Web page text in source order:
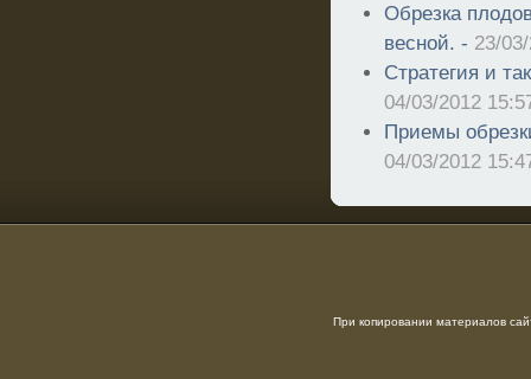
Обрезка
весной. - 23/
Стратегия и
04/03/2012
Приемы
04/03/2012
При копировании материалов